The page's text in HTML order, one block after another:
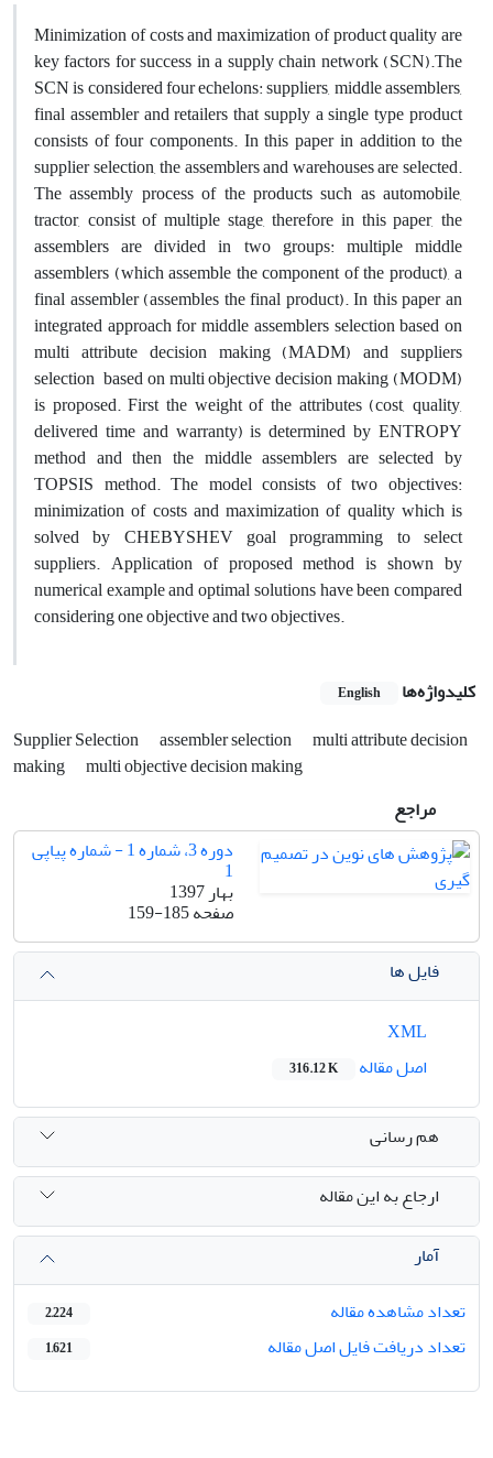
Minimization of costs and maximization of product quality are
key factors for success in a supply chain network (SCN).The
SCN is considered four echelons: supplier‌‌s, ‌‌middle assemblers,
final assembler and retailers that supply a single type product
consists of four components. In this paper in addition to the
supplier selection, the assemblers and warehouses are selected.
The assembly process of the products such as automobile,
tractor, consist of multiple stage, therefore in this paper, the
assemblers are divided in two groups: multiple middle
assemblers (which assemble the component of the product), a
final assembler (assembles the final product). In this paper an
integrated approach for middle assemblers selection based on
multi attribute decision making (MADM) and suppliers
selection based on multi objective decision making (MODM)
is proposed.‌‌ First the weight of the attributes (cost, ‌‌quality,
‌‌delivered‌‌ time and warranty) is determined by ‌‌‌‌ENTROPY‌‌
method and then the middle‌‌ assemblers are selected by
TOPSIS method. The model consists of two objectives:
minimization of costs and maximization of quality which is
solved by‌‌‌‌‌‌ CHEBYSHEV ‌‌goal programming to select
suppliers. Application‌‌ of proposed method is shown by
numerical example and optimal solutions have been compared
considering one objective and two objectives.
کلیدواژه‌ها English
Supplier Selection assembler selection
multi attribute decision
making
multi objective decision making
مراجع
دوره 3، شماره 1 - شماره پیاپی
1
بهار 1397
صفحه159-185
فایل ها
اصل مقاله
316.12 K
هم رسانی
ارجاع به این مقاله
آمار
تعداد مشاهده مقاله
2,224
تعداد دریافت فایل اصل مقاله 1,621